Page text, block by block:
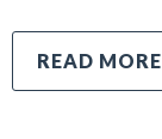
READ MORE